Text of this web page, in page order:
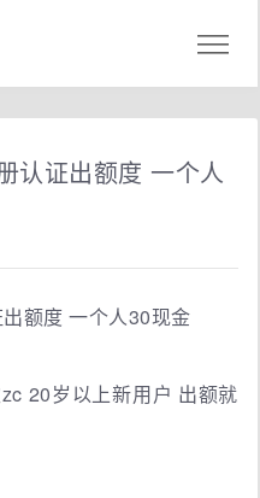
认证出额度 一个人
额度 一个人30现金
20岁以上新用户 出额就